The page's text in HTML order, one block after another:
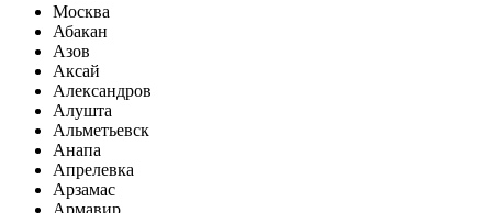
Москва
Абакан
Азов
Аксай
Александров
Алушта
Альметьевск
Анапа
Апрелевка
Арзамас
Армавир